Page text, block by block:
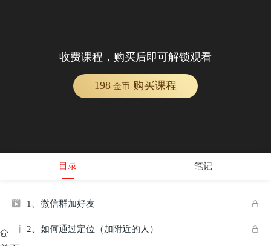
收费课程，购买后即可解锁观看
198 金币 购买课程
目录 笔记

 1、微信群加好友

 2、如何通过定位（加附近的人）
